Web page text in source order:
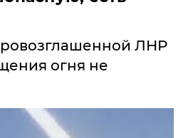
ЛНР
огня не